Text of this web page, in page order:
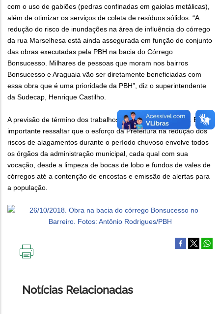
com o uso de gabiões (pedras confinadas em gaiolas metálicas),
além de otimizar os serviços de coleta de resíduos sólidos. “A
redução do risco de inundações na área de influência do córrego
da rua Marselhesa está ainda assegurada em função do conjunto
das obras executadas pela PBH na bacia do Córrego
Bonsucesso. Milhares de pessoas que moram nos bairros
Bonsucesso e Araguaia vão ser diretamente beneficiadas com
essa obra que é uma prioridade da PBH”, diz o superintendente
da Sudecap, Henrique Castilho.
A previsão de término dos trabalhos é para o final de 2019. É
importante ressaltar que o esforço da Prefeitura na redução dos
riscos de alagamentos durante o período chuvoso envolve todos
os órgãos da administração municipal, cada qual com sua
vocação, desde a limpeza de bocas de lobo e fundos de vales de
córregos até a contenção de encostas e emissão de alertas para
a população.
Notícias Relacionadas